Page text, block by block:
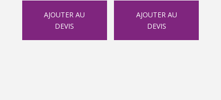
AJOUTER AU
DEVIS
AJOUTER AU
DEVIS